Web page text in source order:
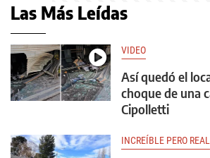
Las Más Leídas
VIDEO
Así quedó el
choque de una
Cipolletti
INCREÍBLE PERO REAL